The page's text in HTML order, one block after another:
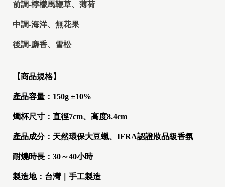
前調-檸檬馬鞭草、薄荷
中調-海洋、無花果
後調-麝香、雪松
【商品規格】
產品容量：150g ±10%
燭杯尺寸：直徑7cm、高度8.4cm
產品成分：天然環保大豆蠟、IFRA認證妝品級香氛
耐燒時長：30～40小時
製造地：台灣｜手工製造